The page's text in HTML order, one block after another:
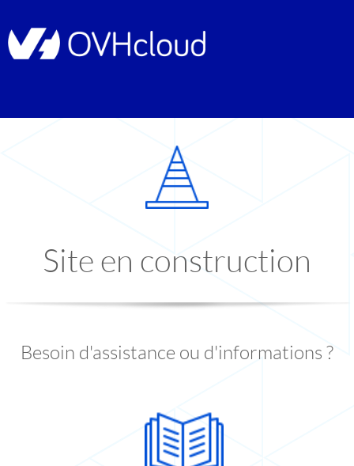
Site en construction
Besoin d'assistance ou d'informations ?